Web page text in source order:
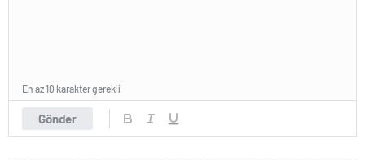
Gönder
En az 10 karakter gerekli